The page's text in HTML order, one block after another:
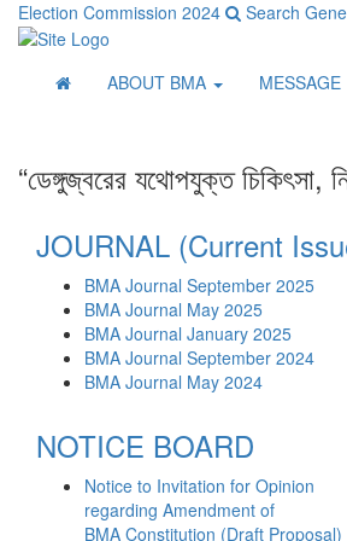
Election Commission 2024 Search
ABOUT BMA MESSAGE
“ডেঙ্গুজ্বরের যথোপযুক্ত চিকিৎসা,
JOURNAL (Current
BMA Journal September 2025
BMA Journal May 2025
BMA Journal January 2025
BMA Journal September 2024
BMA Journal May 2024
NOTICE BOARD
Notice to Invitation for Opinion
regarding Amendment of
BMA Constitution (Draft Proposal)